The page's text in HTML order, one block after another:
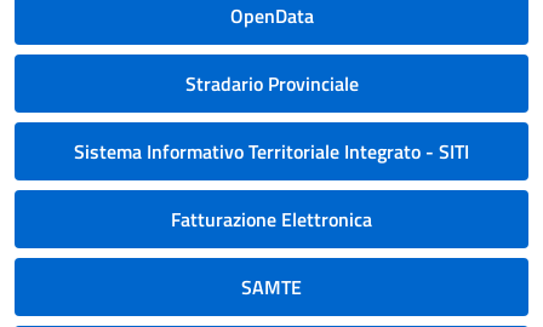
OpenData
Stradario Provinciale
Sistema Informativo Territoriale Integrato - SITI
Fatturazione Elettronica
SAMTE